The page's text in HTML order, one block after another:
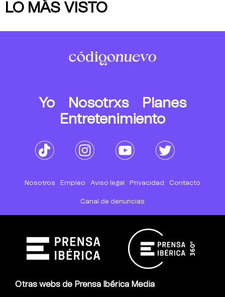
LO MÁS VISTO
Yo Nosotrxs
Planes
Entretenimiento
Nosotros Empleo Aviso legal Privacidad Contacto
Canal de denuncias
Otras webs de Prensa Ibérica Media